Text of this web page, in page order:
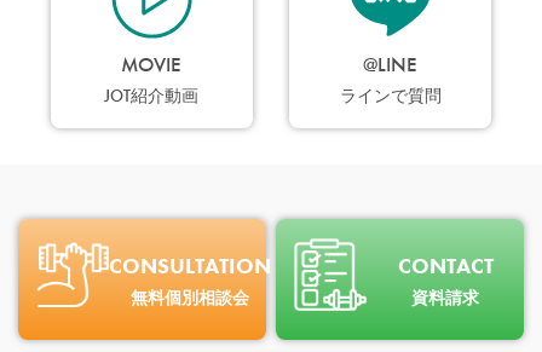
MOVIE
JOT紹介動画
@LINE
ラインで質問
CONSULTATION
無料個別相談会
CONTACT
資料請求